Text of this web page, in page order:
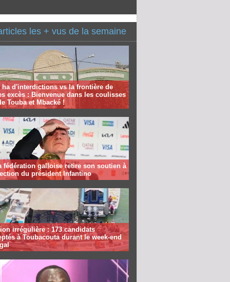
les + vus de la semaine
ha d'interdictions vs la frontière de
excès : Bienvenue dans les coulisses
Touba et Mbacké !
fédération galloise retire son soutien à
du président Infantino
irrégulière : 173 candidats
à Toubacouta durant le week-end